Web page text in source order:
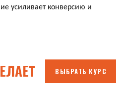
усиливает конверсию и